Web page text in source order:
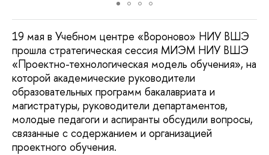
19 мая в Учебном центре «Вороново» НИУ ВШЭ
прошла стратегическая сессия МИЭМ НИУ ВШЭ
«Проектно-технологическая модель обучения», на
которой академические руководители
образовательных программ бакалавриата и
магистратуры, руководители департаментов,
молодые педагоги и аспиранты обсудили вопросы,
связанные с содержанием и организацией
проектного обучения.